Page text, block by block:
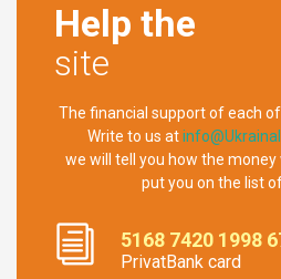
Help the
site
The financial support of each
Write to us at
we will tell you how the money
put you on the list
5168 7420 1998
PrivatBank card